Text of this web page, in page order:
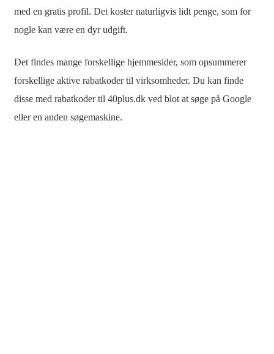
med en gratis profil. Det koster naturligvis lidt penge, som for
nogle kan være en dyr udgift.
Det findes mange forskellige hjemmesider, som opsummerer
forskellige aktive rabatkoder til virksomheder. Du kan finde
disse med rabatkoder til 40plus.dk ved blot at søge på Google
eller en anden søgemaskine.